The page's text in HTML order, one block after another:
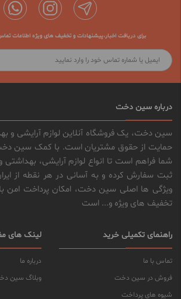
برای دریافت اخبار،پیشنهادات و تخفیف های ویژه اطلاعات
درباره سین دخت
سین دخت، یک فروشگاه آنلاین لوازم آرایشی و
حمایت از حقوق مشتریان است. با کمک سین
شما فراهم است تا انواع لوازم آرایشی، بهداشتی
ثبت سفارش کرده و به آسانی در هر نقطه از
ویژگی ها اصلی سین دخت، امکان پرداخت امن با
تخفیف های ویژه و... است
راهنمای تکمیلی خرید
تماس با ما
فروش در سین دخت
شیوه های پرداخت
لینک های
درباره ما
وبلاگ سین